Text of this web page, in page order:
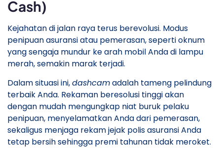
Cash)
​Kejahatan di jalan raya terus berevolusi. Modus
penipuan asuransi atau pemerasan, seperti oknum
yang sengaja mundur ke arah mobil Anda di lampu
merah, semakin marak terjadi.
​Dalam situasi ini,dashcamadalah tameng pelindung
terbaik Anda. Rekaman beresolusi tinggi akan
dengan mudah mengungkap niat buruk pelaku
penipuan, menyelamatkan Anda dari pemerasan,
sekaligus menjaga rekam jejak polis asuransi Anda
tetap bersih sehingga premi tahunan tidak meroket.